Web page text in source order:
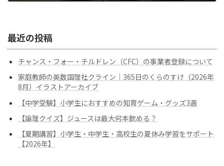
最近の投稿
チャンス・フォー・チルドレン（CFC）の事業者登録について
家庭教師の英数国理社クライン｜365日のくらのすけ（2026年
8月）イラストアーカイブ
【中学受験】小学生におすすめの知育ゲーム・グッズ3選
【論理クイズ】ジュースは最大何本飲める？
【夏期講習】小学生・中学生・高校生の夏休み学習をサポート
【2026年】